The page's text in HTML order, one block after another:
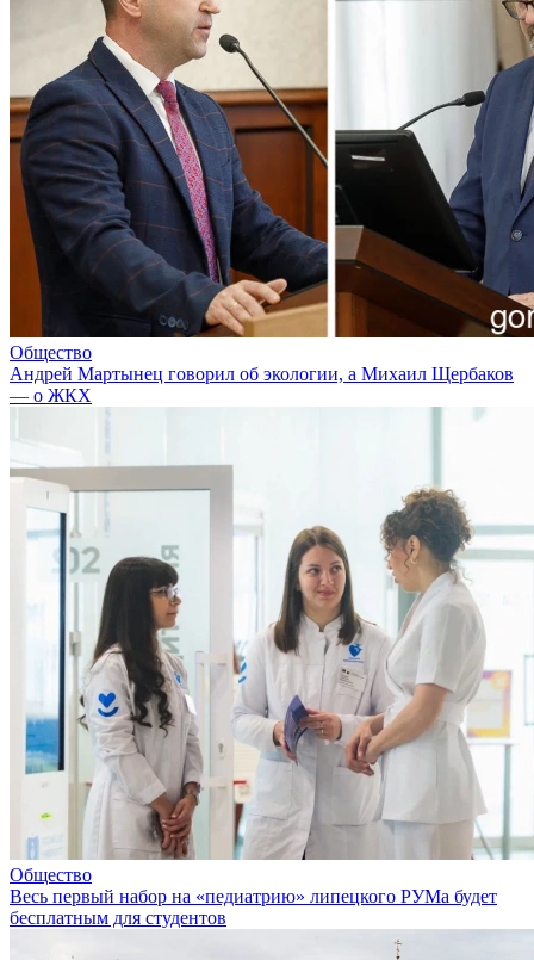
Общество
Андрей Мартынец говорил об экологии, а Михаил Щербаков
— о ЖКХ
Общество
Весь первый набор на «педиатрию» липецкого РУМа будет
бесплатным для студентов